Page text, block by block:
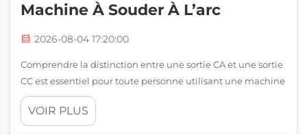
Machine À Souder À L’arc
2026-08-04 17:20:00
Comprendre la distinction entre une sortie CA et une sortie
CC est essentiel pour toute personne utilisant une machine
à souder à l’arc. Le type de courant produit par votre
machine à souder à l’arc influence directement la qualité
VOIR PLUS